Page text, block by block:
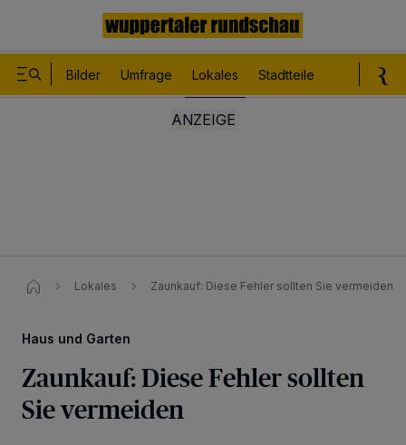
Bilder Umfrage Lokales Stadtteile
Lokales Zaunkauf: Diese Fehler sollten Sie vermeiden
Haus und Garten
Zaunkauf: Diese Fehler sollten
Sie vermeiden